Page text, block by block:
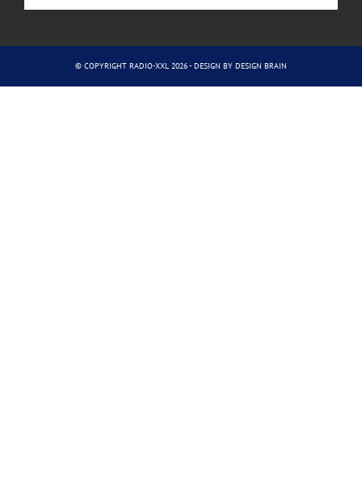
© COPYRIGHT RADIO-XXL 2026 - DESIGN BY DESIGN BRAIN